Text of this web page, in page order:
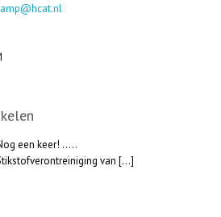
een keer! …..
van […]